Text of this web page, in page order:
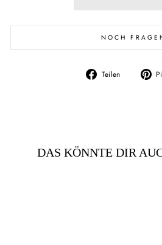
NOCH
Teilen
Auf
Facebook
DAS KÖNNTE DIR